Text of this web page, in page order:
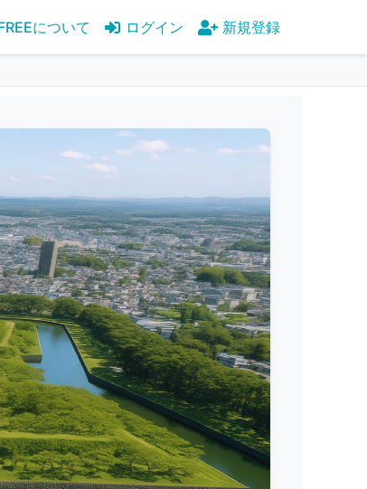
について ログイン 新規登録